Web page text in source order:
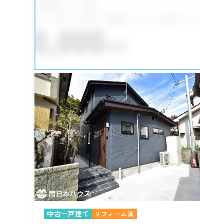
中古一戸建て リフォーム済